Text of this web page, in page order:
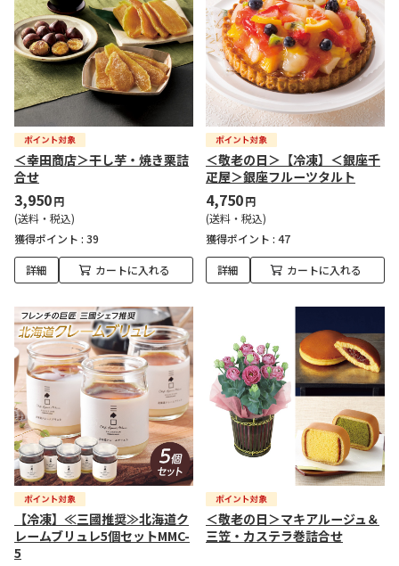
＜幸田商店＞干し芋・焼き栗詰
合せ
3,950円
(送料・税込)
獲得ポイント : 39
詳細 カートに入れる
＜敬老の日＞【冷凍】＜銀座千
疋屋＞銀座フルーツタルト
4,750円
(送料・税込)
獲得ポイント : 47
詳細 カートに入れる
【冷凍】≪三國推奨≫北海道ク
レームブリュレ5個セットMMC-
5
＜敬老の日＞マキアルージュ＆
三笠・カステラ巻詰合せ